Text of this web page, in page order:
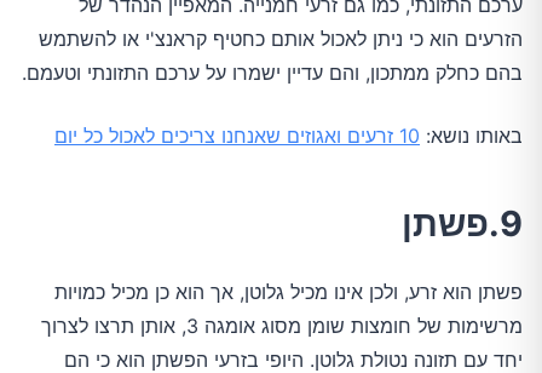
ערכם התזונתי, כמו גם זרעי חמנייה. המאפיין הנהדר של
הזרעים הוא כי ניתן לאכול אותם כחטיף קראנצ'י או להשתמש
בהם כחלק ממתכון, והם עדיין ישמרו על ערכם התזונתי וטעמם.
באותו נושא: 10 זרעים ואגוזים שאנחנו צריכים לאכול כל יום
9.פשתן
פשתן הוא זרע, ולכן אינו מכיל גלוטן, אך הוא כן מכיל כמויות
מרשימות של חומצות שומן מסוג אומגה 3, אותן תרצו לצרוך
יחד עם תזונה נטולת גלוטן. היופי בזרעי הפשתן הוא כי הם